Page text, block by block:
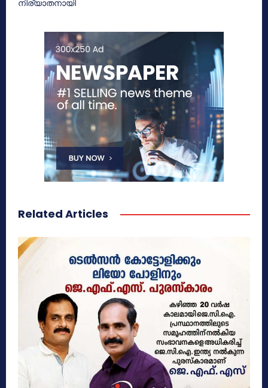
നിര്യാതനായി
Related Articles